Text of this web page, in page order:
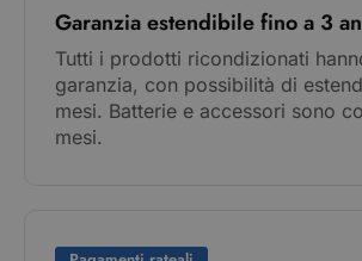
Garanzia estendibile fino a 3
Tutti i prodotti ricondizionati
garanzia, con possibilità di
mesi. Batterie e accessori sono
mesi.